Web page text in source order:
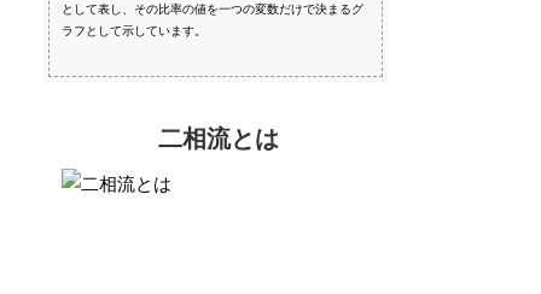
として表し、その比率の値を一つの変数だけで決まるグ
ラフとして示しています。
二相流とは